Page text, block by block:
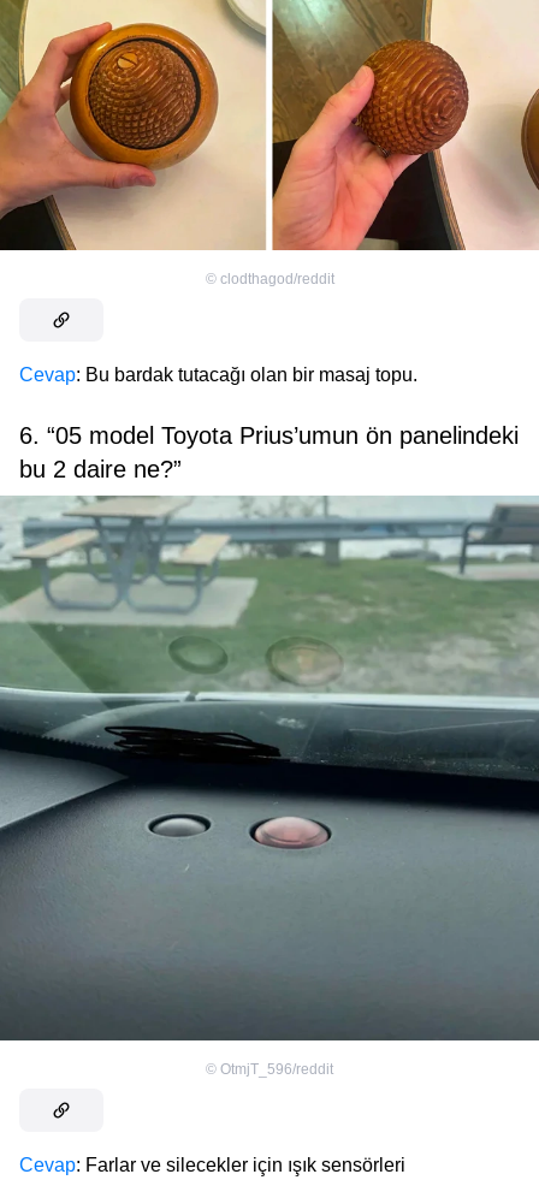
© clodthagod/reddit
Cevap: Bu bardak tutacağı olan bir masaj topu.
6. “05 model Toyota Prius’umun ön panelindeki
bu 2 daire ne?”
© OtmjT_596/reddit
Cevap: Farlar ve silecekler için ışık sensörleri